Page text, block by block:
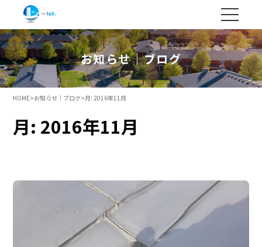
お知らせ｜ブログ
HOME>お知らせ｜ブログ>月:2016年11月
月: 2016年11月